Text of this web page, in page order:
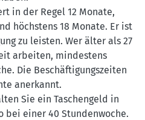
in der Regel 12 Monate,
höchstens 18 Monate. Er ist
zu leisten. Wer älter als 27
arbeiten, mindestens
Die Beschäftigungszeiten
anerkannt.
Sie ein Taschengeld in
bei einer 40 Stundenwoche.